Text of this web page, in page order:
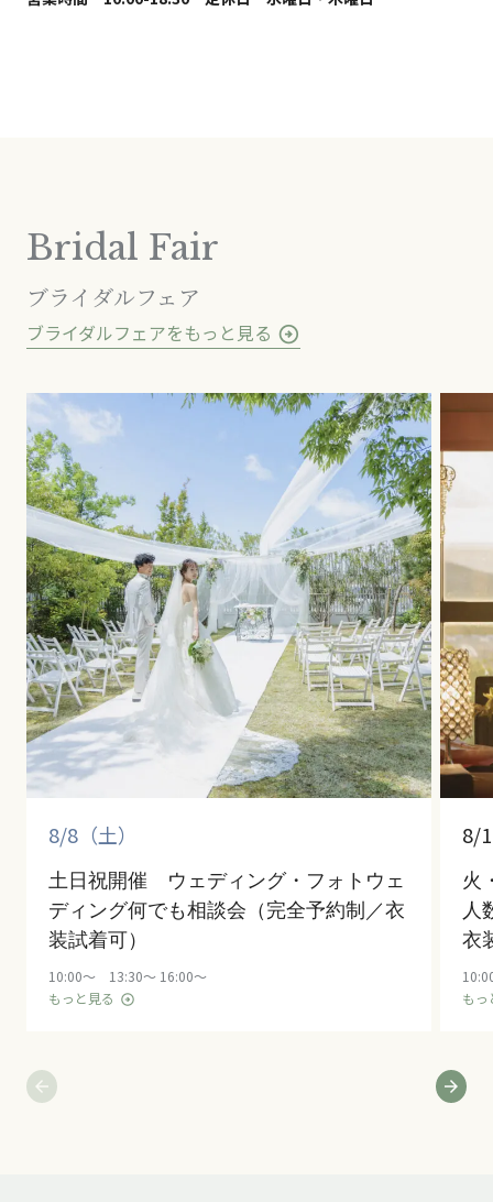
Bridal Fair
ブライダルフェア
ブライダルフェアをもっと見る arrow_circle_right
arrow_back
8/8（土）
土日祝開催 ウェディング・フォトウェ
ディング何でも相談会（完全予約制／衣
装試着可）
10:00～ 13:30～ 16:00～
もっと見る arrow_circle_right
8/
火
人
衣
も
arrow_forward